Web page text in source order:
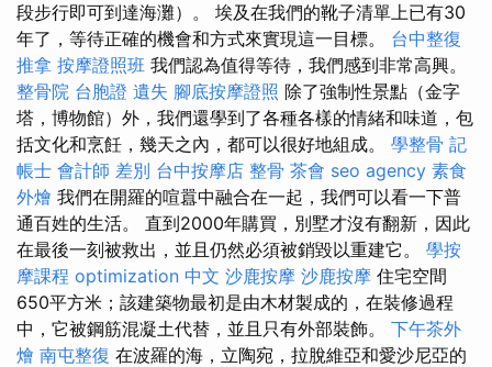
段步行即可到達海灘）。 埃及在我們的靴子清單上已有30
年了，等待正確的機會和方式來實現這一目標。 台中整復
推拿 按摩證照班 我們認為值得等待，我們感到非常高興。
整骨院 台胞證 遺失 腳底按摩證照 除了強制性景點（金字
塔，博物館）外，我們還學到了各種各樣的情緒和味道，包
括文化和烹飪，幾天之內，都可以很好地組成。 學整骨 記
帳士 會計師 差別 台中按摩店 整骨 茶會 seo agency 素食
外燴 我們在開羅的喧囂中融合在一起，我們可以看一下普
通百姓的生活。 直到2000年購買，別墅才沒有翻新，因此
在最後一刻被救出，並且仍然必須被銷毀以重建它。 學按
摩課程 optimization 中文 沙鹿按摩 沙鹿按摩 住宅空間
650平方米；該建築物最初是由木材製成的，在裝修過程
中，它被鋼筋混凝土代替，並且只有外部裝飾。 下午茶外
燴 南屯整復 在波羅的海，立陶宛，拉脫維亞和愛沙尼亞的